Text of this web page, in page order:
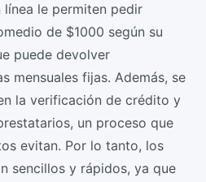
le permiten pedir
de $1000 según su
puede devolver
mensuales fijas. Además, se
la verificación de crédito y
un proceso que
evitan. Por lo tanto, los
sencillos y rápidos, ya que